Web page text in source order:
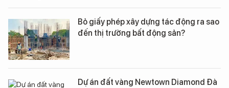
Bỏ giấy phép xây dựng tác động ra sao
đến thị trường bất động sản?
Dự án đất vàng Newtown Diamond Đà